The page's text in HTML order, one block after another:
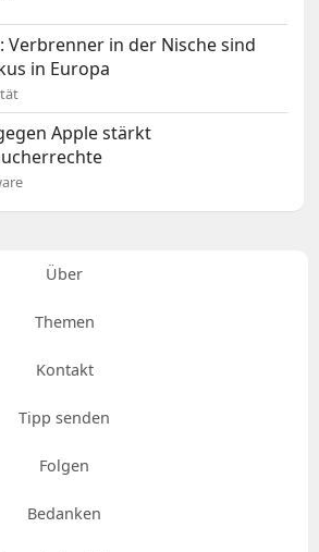
Verbrenner in der Nische sind
in Europa
Apple stärkt
Über
Themen
Kontakt
Tipp senden
Folgen
Bedanken